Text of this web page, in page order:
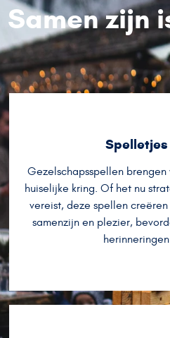
Samen zijn
Gezelschapsspellen
huiselijke kring. Of het nu
vereist, deze spellen
samenzijn en plezier,